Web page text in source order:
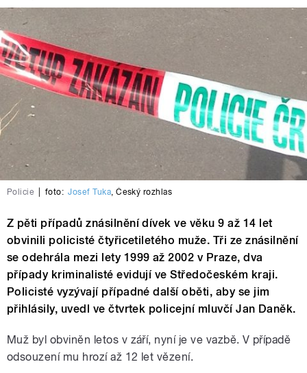
Policie foto: Josef Tuka,Český rozhlas
Z pěti případů znásilnění dívek ve věku 9 až 14 let
obvinili policisté čtyřicetiletého muže. Tři ze znásilnění
se odehrála mezi lety 1999 až 2002 v Praze, dva
případy kriminalisté evidují ve Středočeském kraji.
Policisté vyzývají případné další oběti, aby se jim
přihlásily, uvedl ve čtvrtek policejní mluvčí Jan Daněk.
Muž byl obviněn letos v září, nyní je ve vazbě. V případě
odsouzení mu hrozí až 12 let vězení.